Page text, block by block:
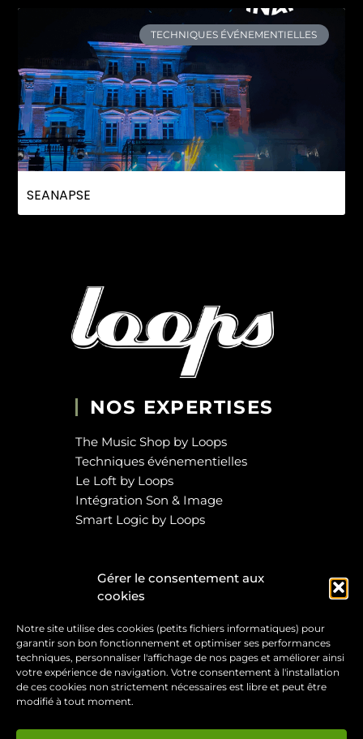
Gérer le consentement aux
cookies
Notre site utilise des cookies (petits fichiers informatiques) pour
garantir son bon fonctionnement et optimiser ses performances
techniques, personnaliser l'affichage de nos pages et améliorer ainsi
votre expérience de navigation. Votre consentement à l'installation
de ces cookies non strictement nécessaires est libre et peut être
modifié à tout moment.
TECHNIQUES ÉVÉNEMENTIELLES
SEANAPSE
NOS EXPERTISES
The Music Shop by Loops
Techniques événementielles
Le Loft by Loops
Intégration Son & Image
Smart Logic by Loops
Mentions légales
Politique de confidentialité
SOCIAL MEDIA